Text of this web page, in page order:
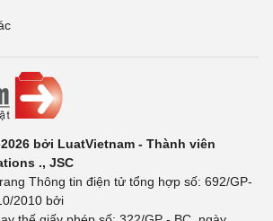
bởi LuatVietnam - Thành viên
., JSC
Thông tin điện tử tổng hợp số: 692/GP-
2010 bởi